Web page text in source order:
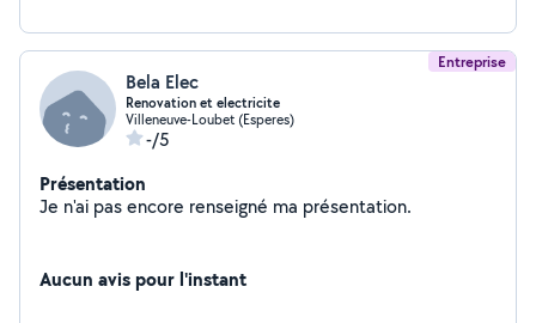
Entreprise
Bela Elec
Renovation et electricite
Villeneuve-Loubet (Esperes)
-/5
Présentation
Je n'ai pas encore renseigné ma présentation.
Aucun avis pour l'instant